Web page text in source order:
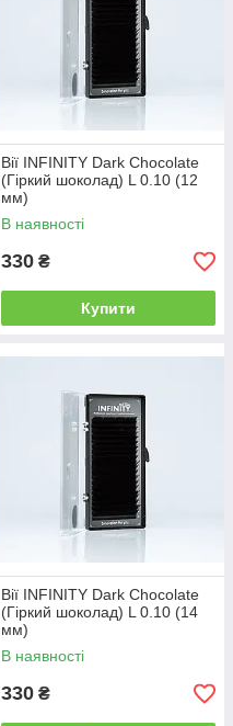
Вії INFINITY Dark Chocolate
(Гіркий шоколад) L 0.10 (12
мм)
В наявності
330 ₴
Купити
Вії INFINITY Dark Chocolate
(Гіркий шоколад) L 0.10 (14
мм)
В наявності
330 ₴